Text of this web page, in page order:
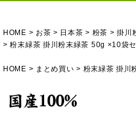
HOME お茶 日本茶 粉茶
掛川
粉末緑茶 掛川粉末緑茶 50g ×10袋セ
HOME まとめ買い 粉末緑茶 掛川